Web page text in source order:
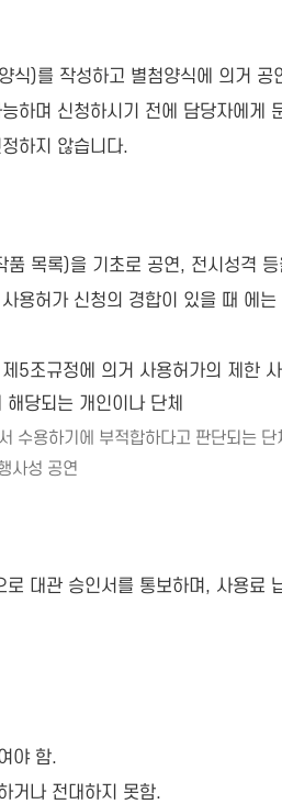
식)를 작성하고 별첨양식에 의거
하며 신청하시기 전에 담당자에게
하지 않습니다.
품 목록)을 기초로 공연, 전시성격
용허가 신청의 경합이 있을 때 에
5조규정에 의거 사용허가의 제한
당되는 개인이나 단체
수용하기에 부적합하다고 판단되는 단
사성 공연
로 대관 승인서를 통보하며, 사용
야 함.
거나 전대하지 못함.